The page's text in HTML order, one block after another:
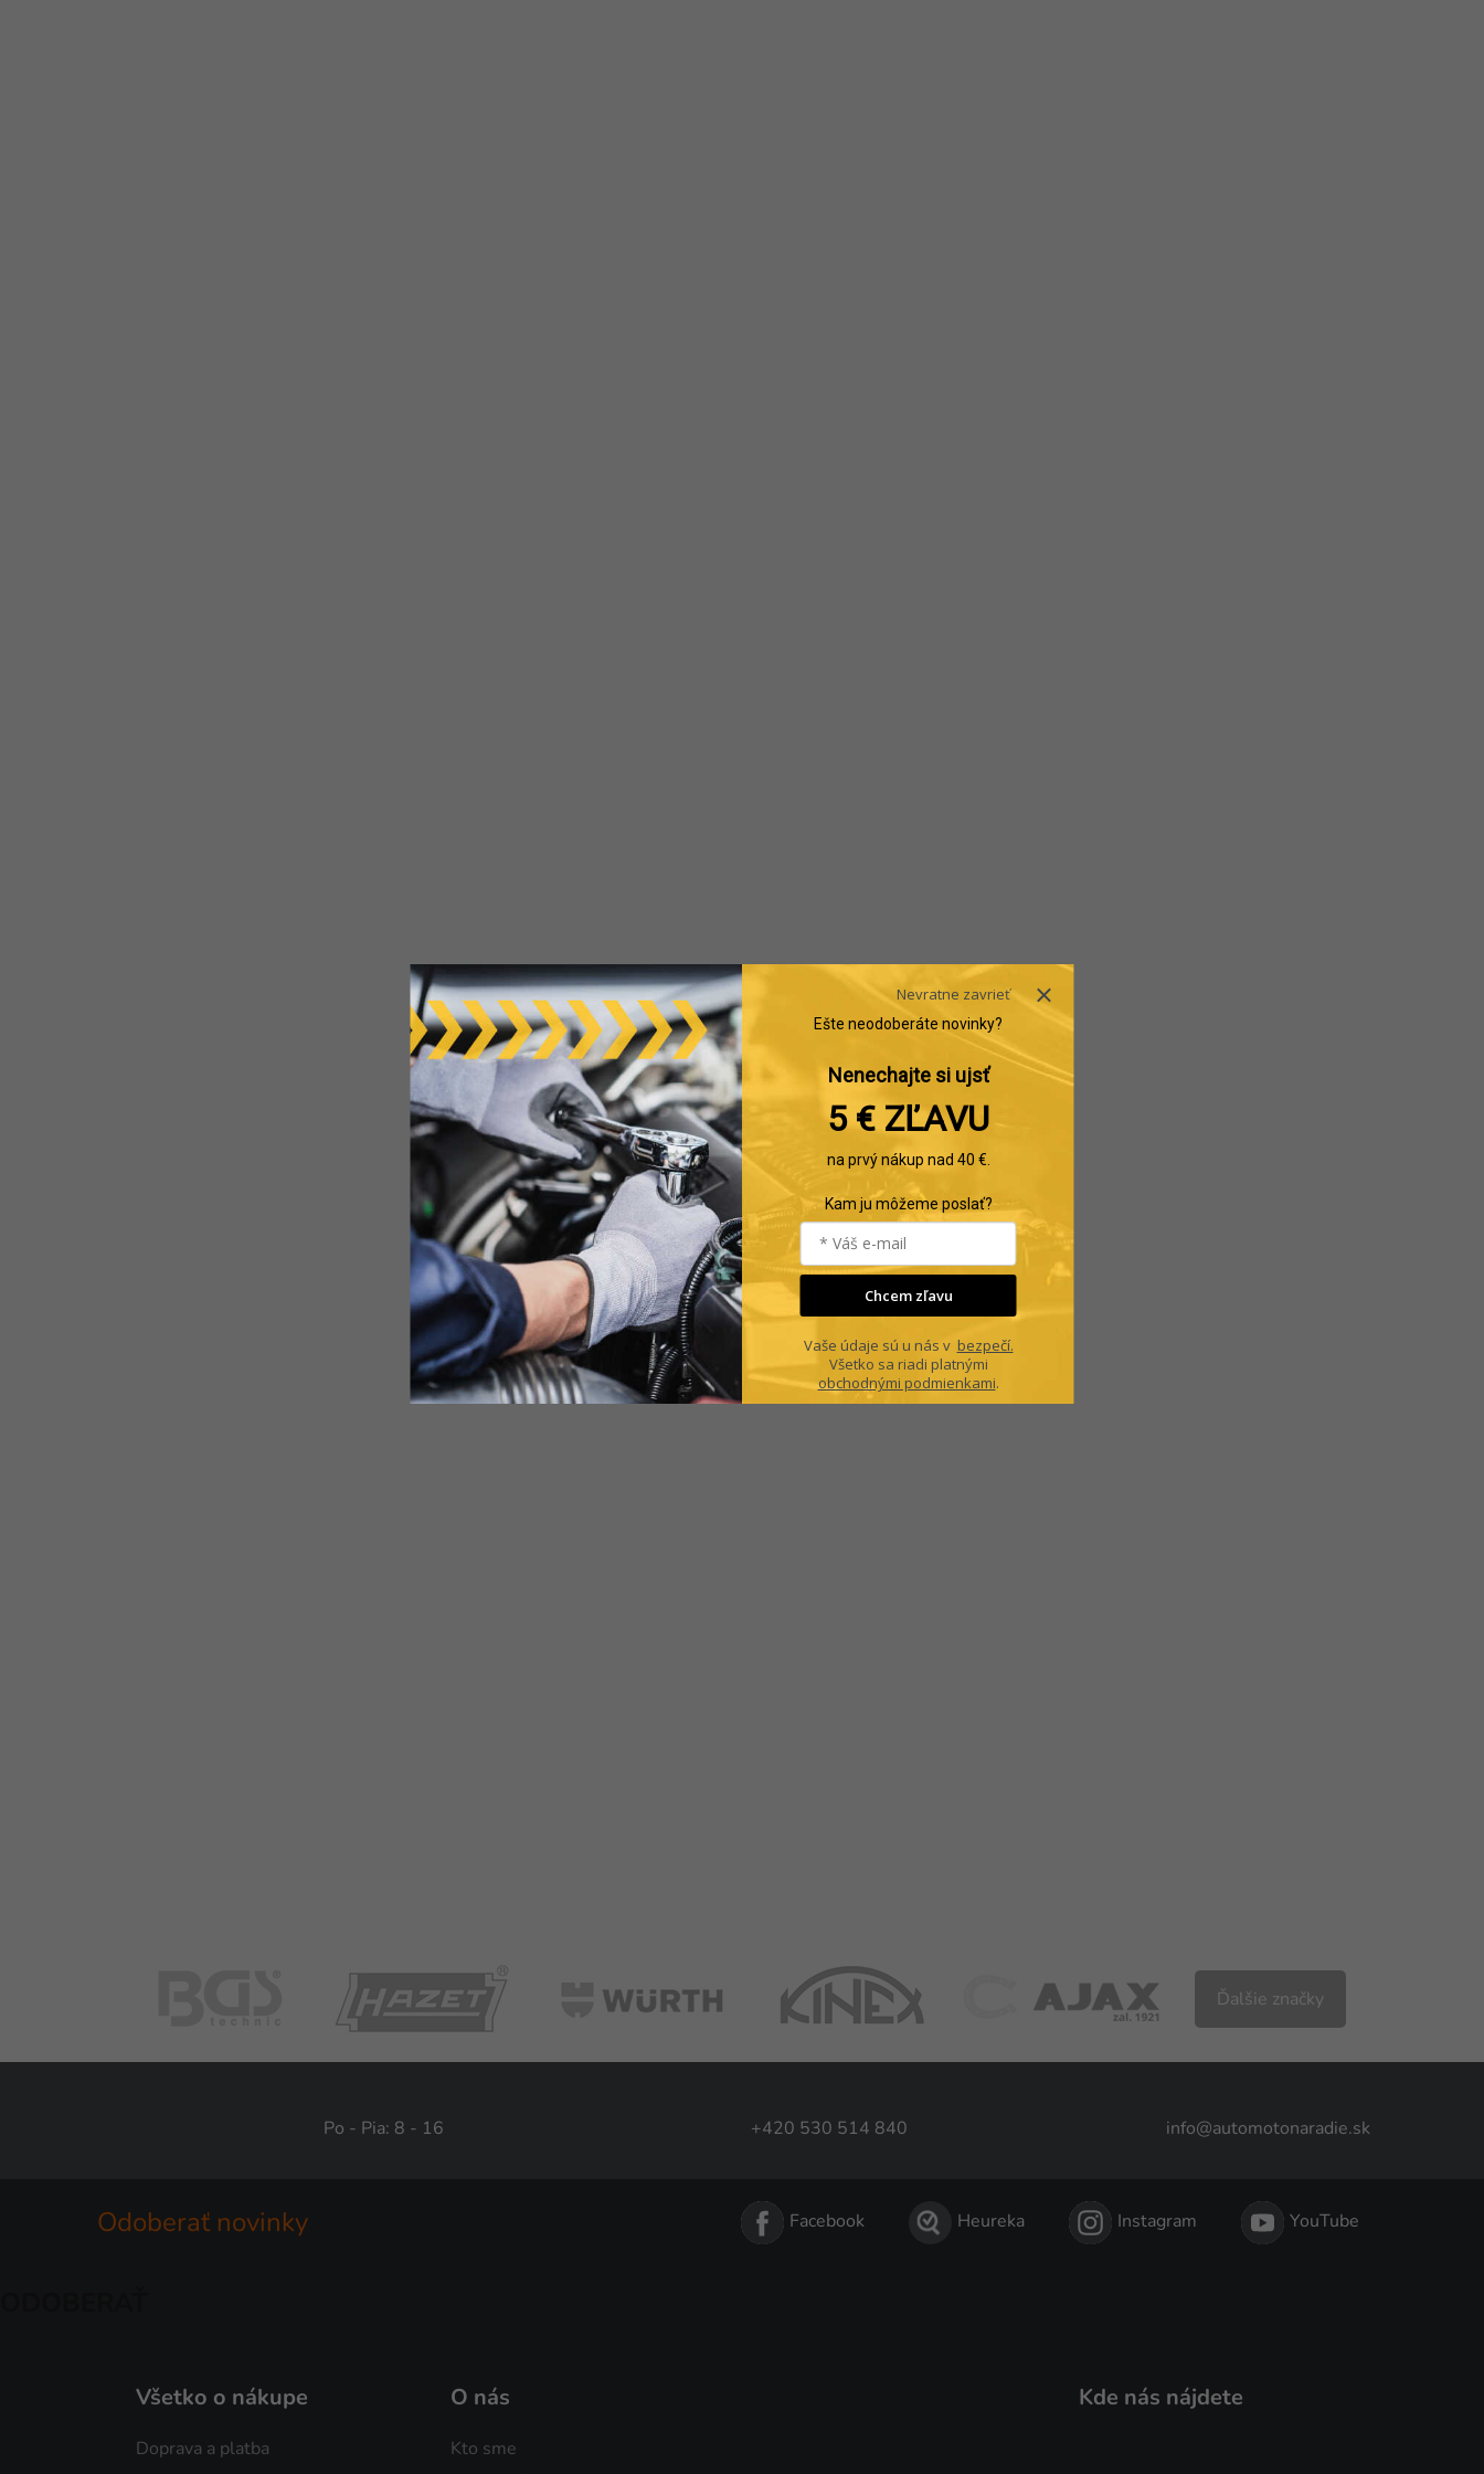
Ďalšie značky
Po - Pia: 8 - 16 +420 530 514 840 info@automotonaradie.sk
Odoberať novinky Facebook Heureka Instagram YouTube
Všetko o nákupe
Doprava a platba
O nás
Kto sme
Kde nás nájdete
Nevratne zavrieť
Ešte neodoberáte novinky?
Nenechajte si ujsť
5 € ZĽAVU
na prvý nákup nad 40 €.
Kam ju môžeme poslať?
Chcem zľavu
Vaše údaje sú u nás v bezpečí.
Všetko sa riadi platnými
obchodnými podmienkami.